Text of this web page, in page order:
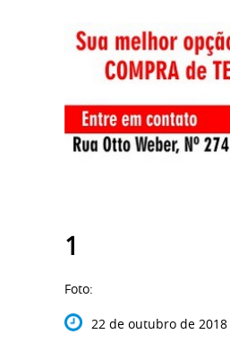
1
Foto:
22 de outubro de 2018